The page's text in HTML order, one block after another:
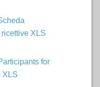
XLS
for
XLS